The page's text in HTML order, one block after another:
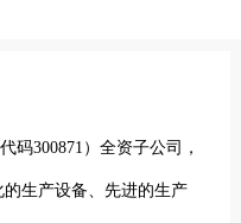
300871）全资子公司，
生产设备、先进的生产